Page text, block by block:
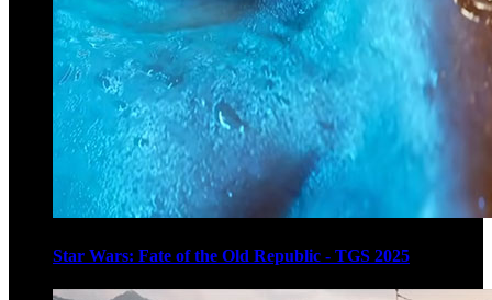
Star Wars: Fate of the Old Republic - TGS 2025